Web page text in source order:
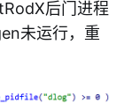
后门进程
未运行，重